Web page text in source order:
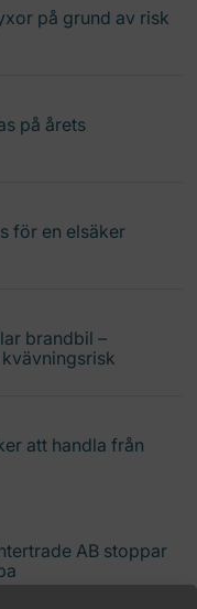
på grund av risk
på årets
för en elsäker
brandbil –
att handla från
AB stoppar